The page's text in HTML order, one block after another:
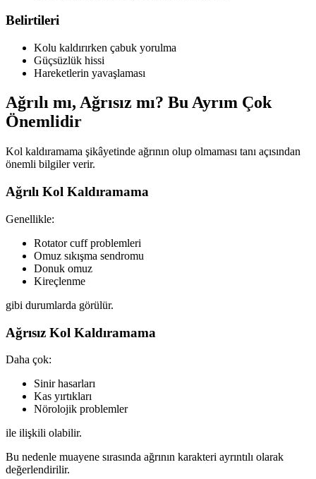
Belirtileri
Kolu kaldırırken çabuk yorulma
Güçsüzlük hissi
Hareketlerin yavaşlaması
Ağrılı mı, Ağrısız mı? Bu Ayrım Çok
Önemlidir
Kol kaldıramama şikâyetinde ağrının olup olmaması tanı açısından
önemli bilgiler verir.
Ağrılı Kol Kaldıramama
Genellikle:
Rotator cuff problemleri
Omuz sıkışma sendromu
Donuk omuz
Kireçlenme
gibi durumlarda görülür.
Ağrısız Kol Kaldıramama
Daha çok:
Sinir hasarları
Kas yırtıkları
Nörolojik problemler
ile ilişkili olabilir.
Bu nedenle muayene sırasında ağrının karakteri ayrıntılı olarak
değerlendirilir.